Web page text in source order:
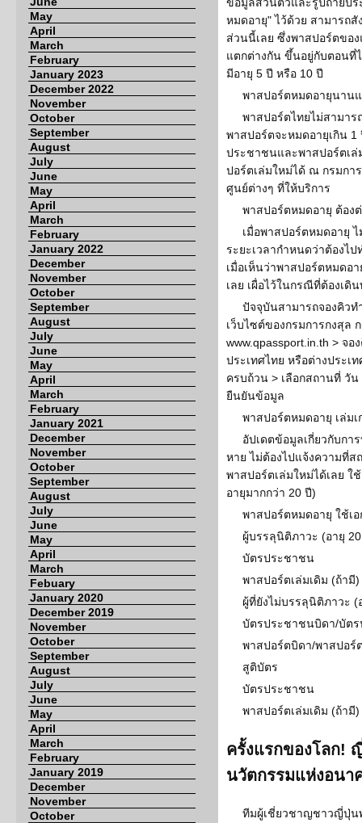
May
April
March
February
January 2023
December 2022
November
October
September
August
July
June
May
April
March
February
January 2022
December
November
October
September
August
July
June
May
April
March
February
January 2021
December
November
October
September
August
July
June
May
April
March
Febuary
January 2020
December 2019
November
October
September
August
July
June
May
April
March
February
January 2019
December
November
October
หมดอายุ" ไว้ด้วย สามารถ
ส่วนนี้เลย ซึ่งพาสปอร์ตขอ
แตกต่างกัน ขึ้นอยู่กับตอนที่
มีอายุ 5 ปี หรือ 10 ปี
พาสปอร์ตหมดอายุนาน
พาสปอร์ตไทยไม่สามาร
พาสปอร์ตจะหมดอายุเกิน
ประชาชนและพาสปอร์ตเล่
ปอร์ตเล่มใหม่ได้ ณ กรมกา
ศูนย์ต่างๆ ที่ให้บริการ
พาสปอร์ตหมดอายุ ต้อง
เมื่อพาสปอร์ตหมดอายุ
ระยะเวลากำหนดว่าต้องไ
เมื่อเห็นว่าพาสปอร์ตหมดอ
เลย เผื่อไว้ในกรณีที่ต้องเดิ
ปัจจุบันสามารถจองคิว
เว็บไซต์ของกรมการกงสุล
www.qpassport.in.th > จ
ประเทศไทย หรือต่างประเ
ครบถ้วน > เลือกสถานที่ วั
ยืนยันข้อมูล
พาสปอร์ตหมดอายุ เล่มเ
อัปเดตข้อมูลเกี่ยวกับกา
หาย ไม่ต้องไปแจ้งความที่
พาสปอร์ตเล่มใหม่ได้เลย ใ
อายุมากกว่า 20 ปี)
พาสปอร์ตหมดอายุ ใช้เอ
ผู้บรรลุนิติภาวะ (อายุ
บัตรประชาชน
พาสปอร์ตเล่มเดิม (ถ้ามี)
ผู้ที่ยังไม่บรรลุนิติภาวะ (
บัตรประชาชนบิดา/บัต
พาสปอร์ตบิดา/พาสปอร์
สูติบัตร
บัตรประชาชน
พาสปอร์ตเล่มเดิม (ถ้ามี)
ครั้งแรกของโลก!
นวัตกรรมแห่งอนา
ทีมผู้เชี่ยวชาญชาวญี่ปุ่น